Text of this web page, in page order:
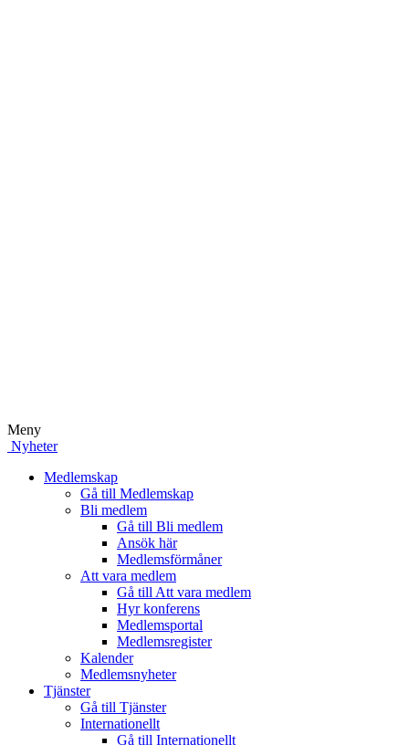
Meny
Nyheter
Medlemskap
Gå till Medlemskap
Bli medlem
Gå till Bli medlem
Ansök här
Medlemsförmåner
Att vara medlem
Gå till Att vara medlem
Hyr konferens
Medlemsportal
Medlemsregister
Kalender
Medlemsnyheter
Tjänster
Gå till Tjänster
Internationellt
Gå till Internationellt